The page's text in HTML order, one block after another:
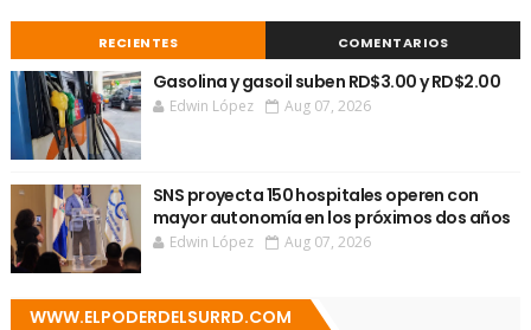
RECIENTES COMENTARIOS
Gasolina y gasoil suben RD$3.00 y RD$2.00
Edwin López Aug 07, 2026
SNS proyecta 150 hospitales operen con
mayor autonomía en los próximos dos años
Edwin López Aug 07, 2026
WWW.ELPODERDELSURRD.COM